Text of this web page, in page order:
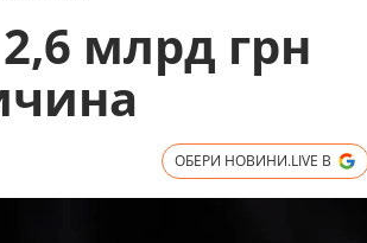
млрд грн
ОБЕРИ НОВИНИ.LIVE В